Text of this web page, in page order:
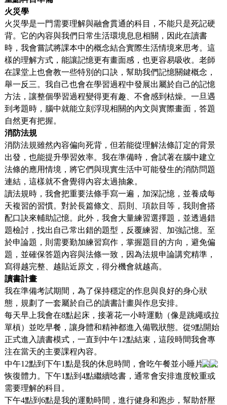
火災學
火災學是一門需要理解與融會貫通的科目，不能只是死記硬
背。它的內容與我們日常生活環境息息相關，因此在讀書
時，我會嘗試將課本中的概念結合實際生活情境來思考。這
樣的理解方式，能讓記憶更有畫面感，也更容易吸收。老師
在課堂上也會教一些特別的口訣，幫助我們記憶關鍵概念，
舉一反三。我自己也會在學習過程中發展出屬於自己的記憶
方法，讓整個學習過程變得更有趣、不會感到枯燥。一旦遇
到考題時，腦中就能立刻浮現相關的內文與實際畫面，答題
自然更有把握。
消防法規
消防法規雖然內容偏向死背，但若能從理解法條訂定的背景
出發，也能提升學習效率。我在準備時，會試著在腦中建立
法條的應用情境，將它們與現實生活中可能發生的消防問題
連結，這樣就不會覺得內容太過抽象。
讀法規時，我會把重要法條手寫一遍，加深記憶，並養成每
天複習的習慣。對於長篇條文、罰則、項款目等，我則會搭
配口訣來輔助記憶。此外，我會大量練習選擇題，並透過錯
題檢討，找出自己常出錯的題型，反覆練習、加強記憶。至
於申論題，則需要勤加練習寫作，掌握題目的方向，避免偏
題，並確保答題內容與法條一致，因為法規申論講究精準，
寫得越完整、越貼近原文，得分機會就越高。
讀書計畫
我在準備考試期間，為了保持穩定的作息與良好的身心狀
態，規劃了一套屬於自己的讀書計畫與作息安排。
每天早上我會在8點起床，接著花一小時運動（像是跳繩或拉
單槓）並吃早餐，讓身體和精神都進入備戰狀態。從9點開始
正式進入讀書模式，一直到中午12點結束，這段時間我會專
注在當天的主要課程內容。
中午12點到下午1點是我的休息時間，會吃午餐並小睡片刻，
恢復體力。下午1點到4點繼續唸書，通常會安排進度較重或
需要理解的科目。
下午4點到6點是我的運動時間，進行健身和跑步，幫助舒壓